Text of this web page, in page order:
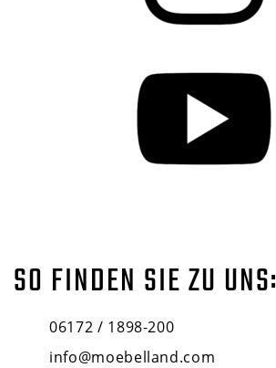
SO FINDEN SIE ZU UNS:
06172 / 1898-200
info@moebelland.com